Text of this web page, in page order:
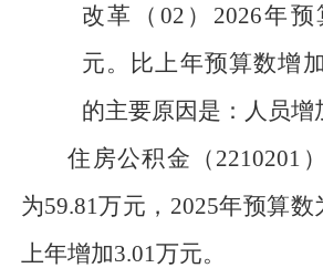
改革（ 02 ） 2026年预
元。
比上年预算数增加
的主要原因是： 人员增
住房公积金（ 2210201 ）
为59.81万元， 2025年预算数
上年增加3.01万元。